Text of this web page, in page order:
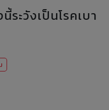
ระวังเป็นโรคเบา